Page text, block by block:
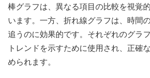
棒グラフは、異なる項目の比較を視覚
います。一方、折れ線グラフは、時間
追うのに効果的です。それぞれのグラ
トレンドを示すために使用され、正確
められます。